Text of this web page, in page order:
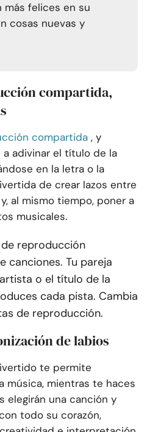
más felices en su
cosas nuevas y
compartida,
compartida , y
adivinar el título de la
en la letra o la
de crear lazos entre
al mismo tiempo, poner a
musicales.
reproducción
canciones. Tu pareja
o el título de la
cada pista. Cambia
de reproducción.
de labios
te permite
música, mientras te haces
elegirán una canción y
todo su corazón,